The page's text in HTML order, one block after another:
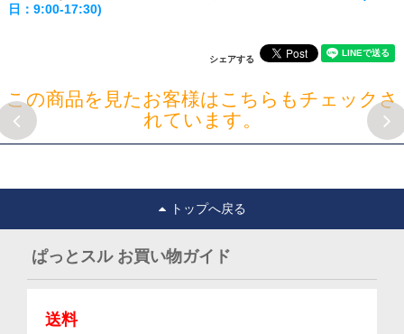
日：9:00-17:30)
シェアする
この商品を見たお客様はこちらもチェックさ
れています。
トップへ戻る
ぱっとスル お買い物ガイド
送料